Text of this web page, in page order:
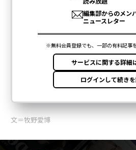
文＝牧野愛博